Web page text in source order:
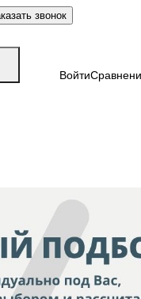
звонок
Войти